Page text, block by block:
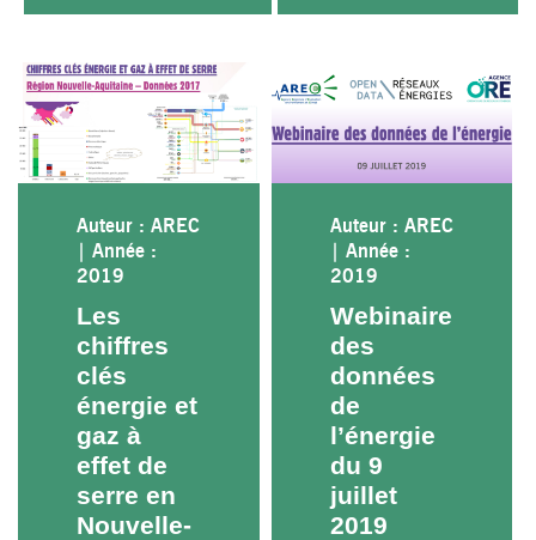
Auteur : AREC
| Année :
2019
Les
chiffres
clés
énergie et
gaz à
effet de
serre en
Nouvelle-
Auteur : AREC
| Année :
2019
Webinaire
des
données
de
l’énergie
du 9
juillet
2019